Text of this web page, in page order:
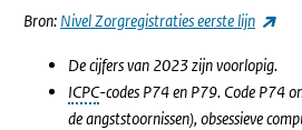
Bron: Nivel Zorgregistraties eerste lijn
De cijfers van 2023 zijn voorlopig.
ICPC-codes P74 en P79. Code P74
de angststoornissen), obsessieve